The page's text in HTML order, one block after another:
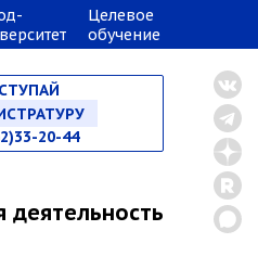
Целевое
обучение
20-44